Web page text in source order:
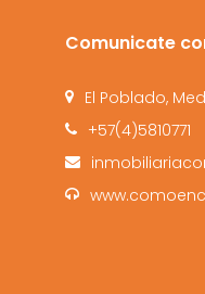
Comunicate
El Poblado,
+57(4)5810771